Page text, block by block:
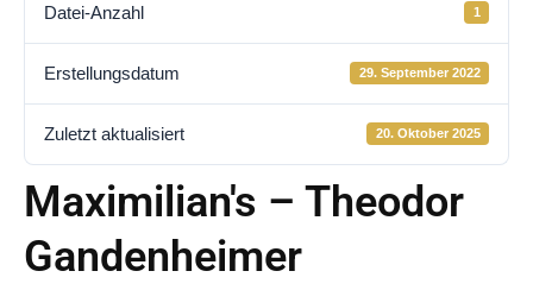
Datei-Anzahl 1
Erstellungsdatum 29. September 2022
Zuletzt aktualisiert 20. Oktober 2025
Maximilian's – Theodor
Gandenheimer